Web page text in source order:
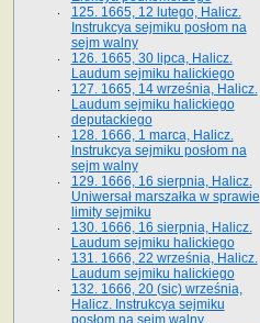
125. 1665, 12 lutego, Halicz.
Instrukcya sejmiku posłom na
sejm walny
126. 1665, 30 lipca, Halicz.
Laudum sejmiku halickiego
127. 1665, 14 września, Halicz.
Laudum sejmiku halickiego
deputackiego
128. 1666, 1 marca, Halicz.
Instrukcya sejmiku posłom na
sejm walny
129. 1666, 16 sierpnia, Halicz.
Uniwersał marszałka w sprawie
limity sejmiku
130. 1666, 16 sierpnia, Halicz.
Laudum sejmiku halickiego
131. 1666, 22 września, Halicz.
Laudum sejmiku halickiego
132. 1666, 20 (sic) września,
Halicz. Instrukcya sejmiku
posłom na sejm walny